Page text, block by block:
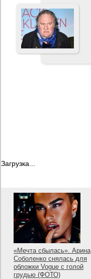
Загрузка...
«Мечта сбылась». Арина
Соболенко снялась для
обложки Vogue с голой
грудью (ФОТО)